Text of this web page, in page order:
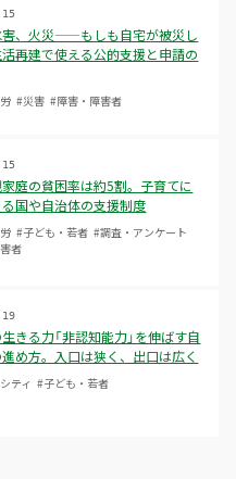
害、火災——もしも自宅が被災し
再建で使える公的支援と申請の
#災害 #障害・障害者
庭の貧困率は約5割。子育てに
国や自治体の支援制度
#子ども・若者 #調査・アンケート
者
きる力「非認知能力」を伸ばす自
め方。入口は狭く、出口は広く
ティ #子ども・若者